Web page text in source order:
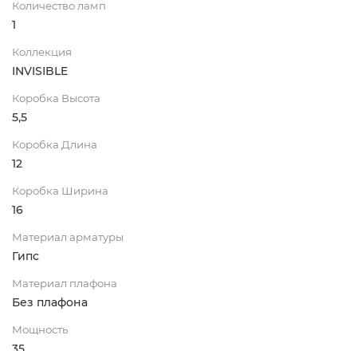
Количество ламп
1
Коллекция
INVISIBLE
Коробка Высота
5,5
Коробка Длина
12
Коробка Ширина
16
Материал арматуры
Гипс
Материал плафона
Без плафона
Мощность